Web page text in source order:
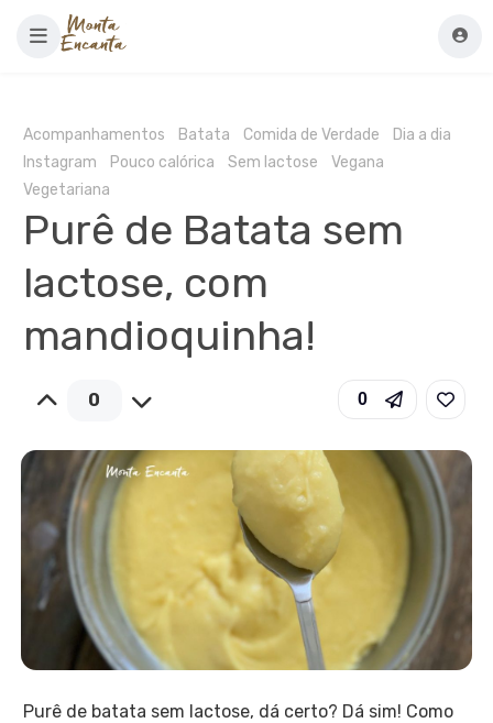
Acompanhamentos Batata Comida de Verdade
Dia a dia
Instagram
Pouco calórica Sem lactose
Vegana
Vegetariana
Purê de Batata sem
lactose, com
mandioquinha!
0 0
Purê de batata sem lactose, dá certo? Dá sim! Como